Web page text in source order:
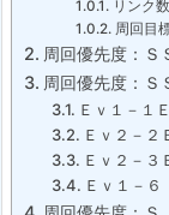
リンク
周回目
周回優先度：Ｓ
周回優先度：Ｓ
Ｅｖ１－１
Ｅｖ２－２
Ｅｖ２－３
Ｅｖ１－６